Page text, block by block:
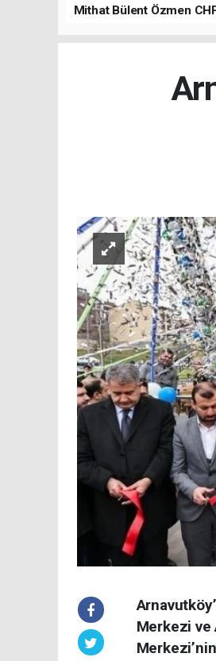
Mithat Bülent Özmen
Merkezi ve